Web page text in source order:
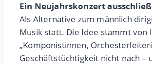
Ein Neujahrskonzert
Als Alternative zum männlich
Musik statt. Die Idee stammt von
„Komponistinnen,
Geschäftstüchtigkeit nicht nach –